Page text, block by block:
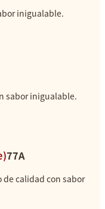
inigualable.
sabor inigualable.
77A
calidad con sabor